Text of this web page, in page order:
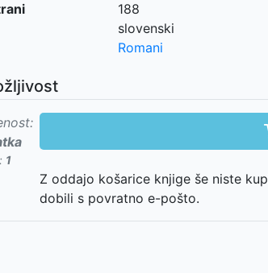
188
slovenski
Romani
1
Z oddajo košarice knjige še niste
dobili s povratno e-pošto.